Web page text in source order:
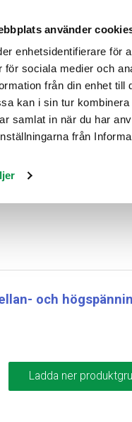
använder
enhetsidentifierare för
för sociala medier och
från din enhet
kan i sin tur
samlat in när du har
från
Aktuellt
PRODUKTER
och
Ladda ner